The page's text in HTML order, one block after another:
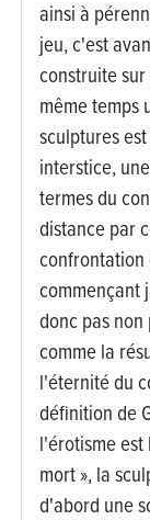
ainsi à
jeu, c'est
construite
même temps
sculptures
interstice,
termes du
distance par
confrontation
commençant
donc pas
comme la
l'éternité du
définition de
l'érotisme
mort », la
d'abord une